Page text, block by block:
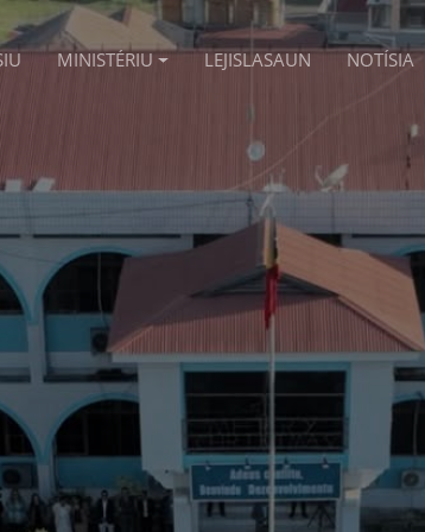
MINISTÉRIU LEJISLASAUN NOTÍSIA